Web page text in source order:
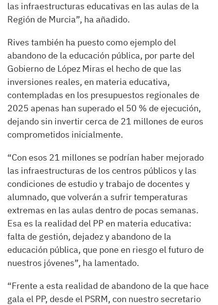
las infraestructuras educativas en las aulas de la
Región de Murcia”, ha añadido.
Rives también ha puesto como ejemplo del
abandono de la educación pública, por parte del
Gobierno de López Miras el hecho de que las
inversiones reales, en materia educativa,
contempladas en los presupuestos regionales de
2025 apenas han superado el 50 % de ejecución,
dejando sin invertir cerca de 21 millones de euros
comprometidos inicialmente.
“Con esos 21 millones se podrían haber mejorado
las infraestructuras de los centros públicos y las
condiciones de estudio y trabajo de docentes y
alumnado, que volverán a sufrir temperaturas
extremas en las aulas dentro de pocas semanas.
Esa es la realidad del PP en materia educativa:
falta de gestión, dejadez y abandono de la
educación pública, que pone en riesgo el futuro de
nuestros jóvenes”, ha lamentado.
“Frente a esta realidad de abandono de la que hace
gala el PP, desde el PSRM, con nuestro secretario